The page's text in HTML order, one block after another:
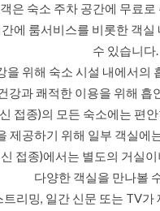
은 숙소 주차 공간에 무료
에 룸서비스를 비롯한 객
수 있습니다.
을 위해 숙소 시설 내에서의
강과 쾌적한 이용을 위해
접종)의 모든 숙소에는 편
제공하기 위해 일부 객실에
접종)에서는 별도의 거실
다양한 객실을 만나볼
리밍, 일간 신문 또는 TV